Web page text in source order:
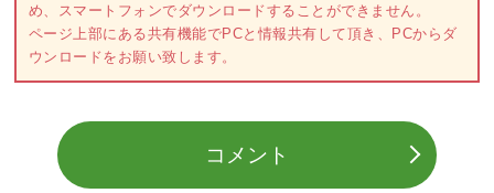
め、スマートフォンでダウンロードすることができません。
ページ上部にある共有機能でPCと情報共有して頂き、PCからダ
ウンロードをお願い致します。
コメント